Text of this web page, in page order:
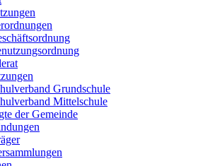
Grundschule
Mittelschule
der Gemeinde